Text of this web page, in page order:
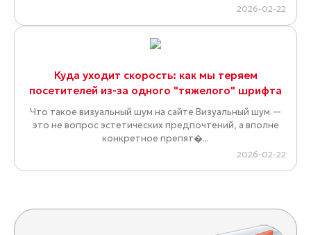
2026-02-22
Куда уходит скорость: как мы теряем
посетителей из-за одного "тяжелого" шрифта
Что такое визуальный шум на сайте Визуальный шум —
это не вопрос эстетических предпочтений, а вполне
конкретное препят�...
2026-02-22